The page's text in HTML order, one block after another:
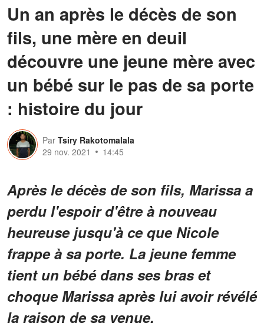
Un an après le décès de son
fils, une mère en deuil
découvre une jeune mère avec
un bébé sur le pas de sa porte
: histoire du jour
Par Tsiry Rakotomalala
29 nov. 2021
14:45
Après le décès de son fils, Marissa a
perdu l'espoir d'être à nouveau
heureuse jusqu'à ce que Nicole
frappe à sa porte. La jeune femme
tient un bébé dans ses bras et
choque Marissa après lui avoir révélé
la raison de sa venue.